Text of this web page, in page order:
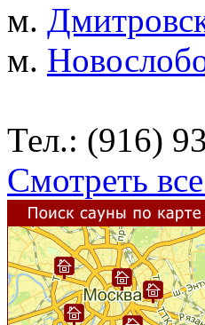
м.
м.
Тел.: (916)
Смотреть